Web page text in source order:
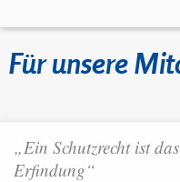
Für unsere
„Ein Schutzrecht ist
Erfindung“